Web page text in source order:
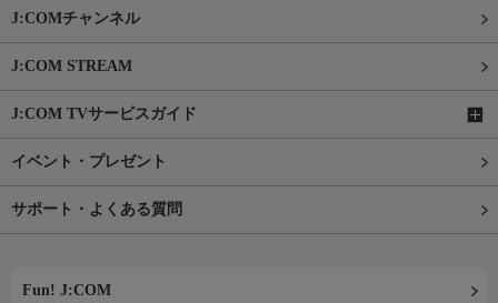
J:COMチャンネル
J:COM STREAM
J:COM TVサービスガイド
イベント・プレゼント
サポート・よくある質問
Fun! J:COM